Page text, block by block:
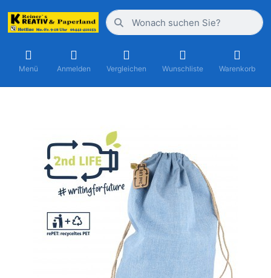
Menü Anmelden Vergleichen Wunschliste Warenkorb